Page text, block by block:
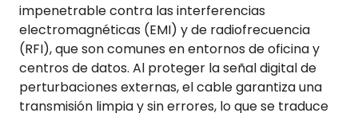
impenetrable contra las interferencias
electromagnéticas (EMI) y de radiofrecuencia
(RFI), que son comunes en entornos de oficina y
centros de datos. Al proteger la señal digital de
perturbaciones externas, el cable garantiza una
transmisión limpia y sin errores, lo que se traduce